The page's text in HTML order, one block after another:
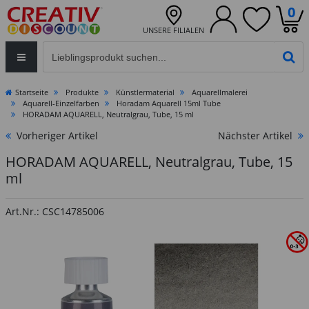
UNSERE FILIALEN
0
Startseite Produkte Künstlermaterial
Aquarellmalerei
Aquarell-Einzelfarben
Horadam Aquarell 15ml Tube
HORADAM AQUARELL, Neutralgrau, Tube, 15 ml
Vorheriger Artikel Nächster Artikel
HORADAM AQUARELL, Neutralgrau, Tube, 15
ml
Art.Nr.: CSC14785006